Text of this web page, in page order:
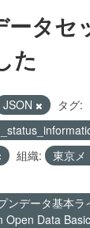
ータセ
た
JSON
タグ:
組織:
東京メ
ンデータ基本ラ
Open Data